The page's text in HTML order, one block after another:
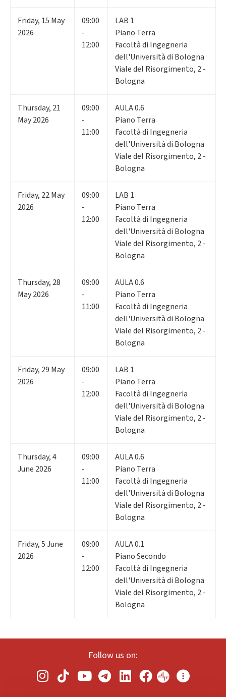
Friday, 15 May
2026
09:00
-
12:00
LAB 1
Piano Terra
Facoltà di Ingegneria
dell'Università di Bologna
Viale del Risorgimento, 2 -
Bologna
Thursday, 21
May 2026
09:00
-
11:00
AULA 0.6
Piano Terra
Facoltà di Ingegneria
dell'Università di Bologna
Viale del Risorgimento, 2 -
Bologna
Friday, 22May
2026
09:00
-
12:00
LAB 1
Piano Terra
Facoltà di Ingegneria
dell'Università di Bologna
Viale del Risorgimento, 2 -
Bologna
Thursday, 28
May 2026
09:00
-
11:00
AULA 0.6
Piano Terra
Facoltà di Ingegneria
dell'Università di Bologna
Viale del Risorgimento, 2 -
Bologna
Friday, 29 May
2026
09:00
-
12:00
LAB 1
Piano Terra
Facoltà di Ingegneria
dell'Università di Bologna
Viale del Risorgimento, 2 -
Bologna
Thursday,4
June 2026
09:00
-
11:00
AULA 0.6
Piano Terra
Facoltà di Ingegneria
dell'Università di Bologna
Viale del Risorgimento, 2 -
Bologna
Friday,5June
2026
09:00
-
12:00
AULA 0.1
Piano Secondo
Facoltà di Ingegneria
dell'Università di Bologna
Viale del Risorgimento, 2 -
Bologna
Follow us on: